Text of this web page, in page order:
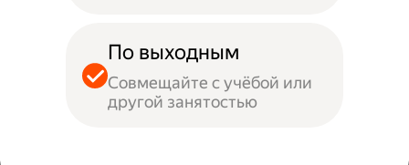
По выходным
Совмещайте с учёбой или
другой занятостью